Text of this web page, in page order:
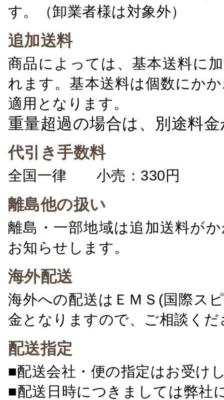
す。（卸業者様は対象外）
追加送料
商品によっては、基本送料に
れます。基本送料は個数にか
適用となります。
重量超過の場合は、別途料
代引き手数料
全国一律 小売：330円 卸
離島他の扱い
離島・一部地域は追加送料が
お知らせします。
海外配送
海外への配送はＥＭＳ(国際ス
金となりますので、ご相談くだ
配送指定
■配送会社・便の指定はお受け
■配送日時につきましては弊社